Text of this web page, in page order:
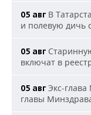
05 авг В
и полевую дичь
05 авг
включат в
05 авг Экс-
главы